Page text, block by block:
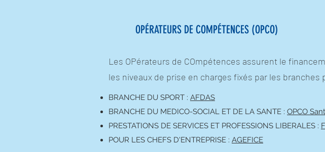
OPÉRATEURS DE COMPÉTENCES (OPCO)
Les OPérateurs de COmpétences assurent le
les niveaux de prise en charges fixés par les branches
BRANCHE DU SPORT : AFDAS
BRANCHE DU MEDICO-SOCIAL ET DE LA SANTE : OPCO
PRESTATIONS DE SERVICES ET PROFESSIONS LIBERALES :
POUR LES CHEFS D'ENTREPRISE : AGEFICE